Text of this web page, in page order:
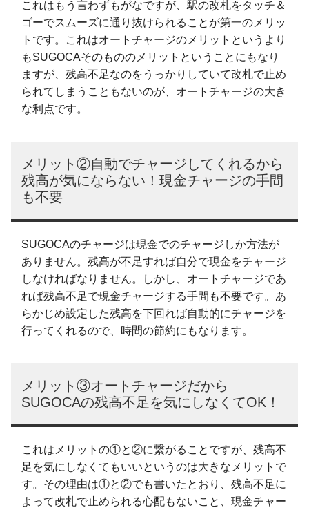
これはもう言わずもがなですが、駅の改札をタッチ＆
ゴーでスムーズに通り抜けられることが第一のメリッ
トです。これはオートチャージのメリットというより
もSUGOCAそのもののメリットということにもなり
ますが、残高不足なのをうっかりしていて改札で止め
られてしまうこともないのが、オートチャージの大き
な利点です。
メリット②自動でチャージしてくれるから
残高が気にならない！現金チャージの手間
も不要
SUGOCAのチャージは現金でのチャージしか方法が
ありません。残高が不足すれば自分で現金をチャージ
しなければなりません。しかし、オートチャージであ
れば残高不足で現金チャージする手間も不要です。あ
らかじめ設定した残高を下回れば自動的にチャージを
行ってくれるので、時間の節約にもなります。
メリット③オートチャージだから
SUGOCAの残高不足を気にしなくてOK！
これはメリットの①と②に繋がることですが、残高不
足を気にしなくてもいいというのは大きなメリットで
す。その理由は①と②でも書いたとおり、残高不足に
よって改札で止められる心配もないこと、現金チャー